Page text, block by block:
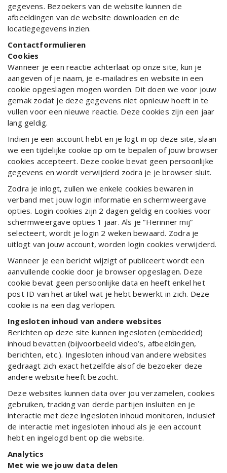
gegevens. Bezoekers van de website kunnen de
afbeeldingen van de website downloaden en de
locatiegegevens inzien.
Contactformulieren
Cookies
Wanneer je een reactie achterlaat op onze site, kun je
aangeven of je naam, je e-mailadres en website in een
cookie opgeslagen mogen worden. Dit doen we voor jouw
gemak zodat je deze gegevens niet opnieuw hoeft in te
vullen voor een nieuwe reactie. Deze cookies zijn een jaar
lang geldig.
Indien je een account hebt en je logt in op deze site, slaan
we een tijdelijke cookie op om te bepalen of jouw browser
cookies accepteert. Deze cookie bevat geen persoonlijke
gegevens en wordt verwijderd zodra je je browser sluit.
Zodra je inlogt, zullen we enkele cookies bewaren in
verband met jouw login informatie en schermweergave
opties. Login cookies zijn 2 dagen geldig en cookies voor
schermweergave opties 1 jaar. Als je “Herinner mij”
selecteert, wordt je login 2 weken bewaard. Zodra je
uitlogt van jouw account, worden login cookies verwijderd.
Wanneer je een bericht wijzigt of publiceert wordt een
aanvullende cookie door je browser opgeslagen. Deze
cookie bevat geen persoonlijke data en heeft enkel het
post ID van het artikel wat je hebt bewerkt in zich. Deze
cookie is na een dag verlopen.
Ingesloten inhoud van andere websites
Berichten op deze site kunnen ingesloten (embedded)
inhoud bevatten (bijvoorbeeld video’s, afbeeldingen,
berichten, etc.). Ingesloten inhoud van andere websites
gedraagt zich exact hetzelfde alsof de bezoeker deze
andere website heeft bezocht.
Deze websites kunnen data over jou verzamelen, cookies
gebruiken, tracking van derde partijen insluiten en je
interactie met deze ingesloten inhoud monitoren, inclusief
de interactie met ingesloten inhoud als je een account
hebt en ingelogd bent op die website.
Analytics
Met wie we jouw data delen